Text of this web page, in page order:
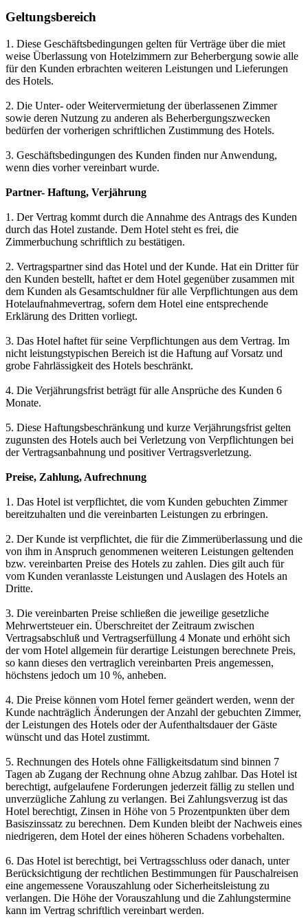
Geltungsbereich
1. Diese Geschäftsbedingungen gelten für Verträge über die miet
weise Überlassung von Hotelzimmern zur Beherbergung sowie alle
für den Kunden erbrachten weiteren Leistungen und Lieferungen
des Hotels.
2. Die Unter- oder Weitervermietung der überlassenen Zimmer
sowie deren Nutzung zu anderen als Beherbergungszwecken
bedürfen der vorherigen schriftlichen Zustimmung des Hotels.
3. Geschäftsbedingungen des Kunden finden nur Anwendung,
wenn dies vorher vereinbart wurde.
Partner- Haftung, Verjährung
1. Der Vertrag kommt durch die Annahme des Antrags des Kunden
durch das Hotel zustande. Dem Hotel steht es frei, die
Zimmerbuchung schriftlich zu bestätigen.
2. Vertragspartner sind das Hotel und der Kunde. Hat ein Dritter für
den Kunden bestellt, haftet er dem Hotel gegenüber zusammen mit
dem Kunden als Gesamtschuldner für alle Verpflichtungen aus dem
Hotelaufnahmevertrag, sofern dem Hotel eine entsprechende
Erklärung des Dritten vorliegt.
3. Das Hotel haftet für seine Verpflichtungen aus dem Vertrag. Im
nicht leistungstypischen Bereich ist die Haftung auf Vorsatz und
grobe Fahrlässigkeit des Hotels beschränkt.
4. Die Verjährungsfrist beträgt für alle Ansprüche des Kunden 6
Monate.
5. Diese Haftungsbeschränkung und kurze Verjährungsfrist gelten
zugunsten des Hotels auch bei Verletzung von Verpflichtungen bei
der Vertragsanbahnung und positiver Vertragsverletzung.
Preise, Zahlung, Aufrechnung
1. Das Hotel ist verpflichtet, die vom Kunden gebuchten Zimmer
bereitzuhalten und die vereinbarten Leistungen zu erbringen.
2. Der Kunde ist verpflichtet, die für die Zimmerüberlassung und die
von ihm in Anspruch genommenen weiteren Leistungen geltenden
bzw. vereinbarten Preise des Hotels zu zahlen. Dies gilt auch für
vom Kunden veranlasste Leistungen und Auslagen des Hotels an
Dritte.
3. Die vereinbarten Preise schließen die jeweilige gesetzliche
Mehrwertsteuer ein. Überschreitet der Zeitraum zwischen
Vertragsabschluß und Vertragserfüllung 4 Monate und erhöht sich
der vom Hotel allgemein für derartige Leistungen berechnete Preis,
so kann dieses den vertraglich vereinbarten Preis angemessen,
höchstens jedoch um 10 %, anheben.
4. Die Preise können vom Hotel ferner geändert werden, wenn der
Kunde nachträglich Änderungen der Anzahl der gebuchten Zimmer,
der Leistungen des Hotels oder der Aufenthaltsdauer der Gäste
wünscht und das Hotel zustimmt.
5. Rechnungen des Hotels ohne Fälligkeitsdatum sind binnen 7
Tagen ab Zugang der Rechnung ohne Abzug zahlbar. Das Hotel ist
berechtigt, aufgelaufene Forderungen jederzeit fällig zu stellen und
unverzügliche Zahlung zu verlangen. Bei Zahlungsverzug ist das
Hotel berechtigt, Zinsen in Höhe von 5 Prozentpunkten über dem
Basiszinssatz zu berechnen. Dem Kunden bleibt der Nachweis eines
niedrigeren, dem Hotel der eines höheren Schadens vorbehalten.
6. Das Hotel ist berechtigt, bei Vertragsschluss oder danach, unter
Berücksichtigung der rechtlichen Bestimmungen für Pauschalreisen
eine angemessene Vorauszahlung oder Sicherheitsleistung zu
verlangen. Die Höhe der Vorauszahlung und die Zahlungstermine
kann im Vertrag schriftlich vereinbart werden.